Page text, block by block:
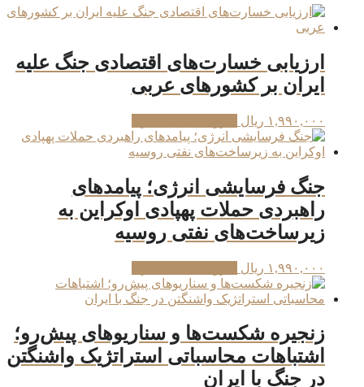
ارزیابی خسارت‌های اقتصادی جنگ علیه
ایران بر کشورهای عربی
۱,۹۹۰,۰۰۰ ریال
جنگ فرسایشی انرژی؛ پیامدهای
راهبردی حملات پهپادی اوکراین به
زیرساخت‌های نفتی روسیه
۱,۹۹۰,۰۰۰ ریال
زنجیره شکست‌ها و سناریوهای پیش‌رو؛
اشتباهات محاسباتی استراتژیک واشنگتن
در جنگ با ایران